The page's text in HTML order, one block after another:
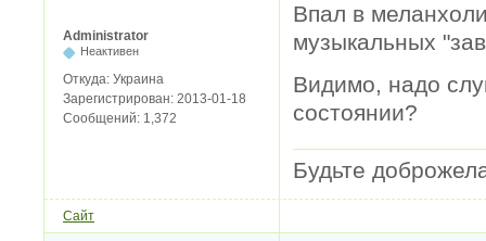
Administrator
Неактивен
Откуда: Украина
Зарегистрирован: 2013-01-18
Сообщений: 1,372
Впал в
музыкальных
Видимо, надо
состоянии?
Будьте
Сайт